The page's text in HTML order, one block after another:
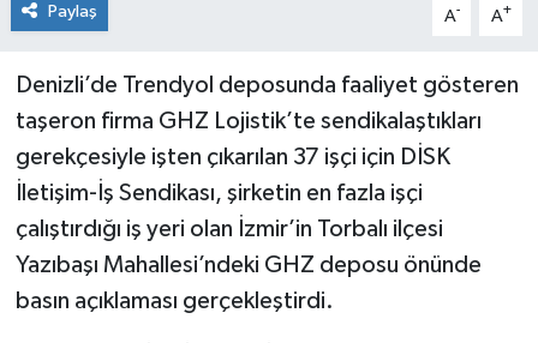
Paylaş A- A+
Denizli’de Trendyol deposunda faaliyet gösteren
taşeron firma GHZ Lojistik’te sendikalaştıkları
gerekçesiyle işten çıkarılan 37 işçi için DİSK
İletişim-İş Sendikası, şirketin en fazla işçi
çalıştırdığı iş yeri olan İzmir’in Torbalı ilçesi
Yazıbaşı Mahallesi’ndeki GHZ deposu önünde
basın açıklaması gerçekleştirdi.